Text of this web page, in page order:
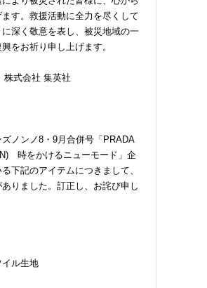
す。救援活動に全力を尽くして
深く敬意を表し、被災地域の一
をお祈り申し上げます。
式会社 集英社
ノンノ8・9月合併号「PRADA
時をかけるニューモード」企
下記のアイテムにつきまして、
りました。訂正し、お詫び申し
ル生地